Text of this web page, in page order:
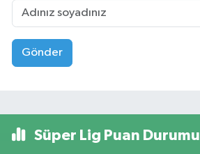
Gönder
Süper Lig Puan Durumu